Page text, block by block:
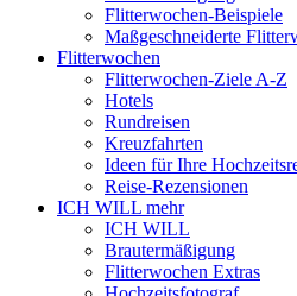
Flitterwochen-Beispiele
Maßgeschneiderte
Flitterwochen
Flitterwochen-Ziele A-Z
Hotels
Rundreisen
Kreuzfahrten
Ideen für Ihre
Reise-Rezensionen
ICH WILL mehr
ICH WILL
Brautermäßigung
Flitterwochen Extras